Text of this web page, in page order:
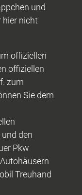
und
hier nicht
offiziellen
offiziellen
zum
Sie dem
den
Pkw
Treuhand